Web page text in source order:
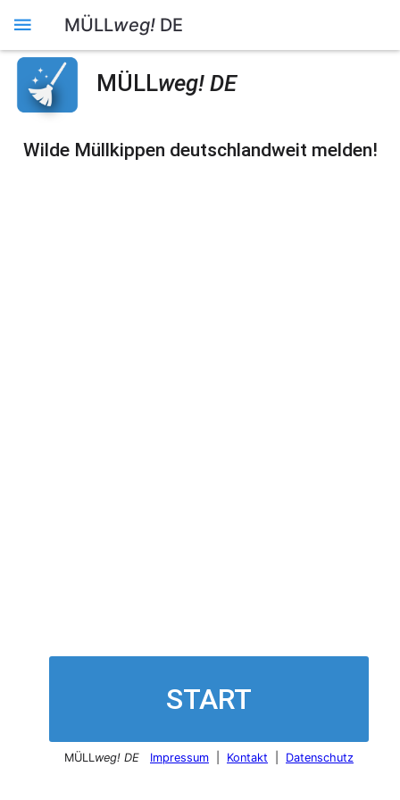
MÜLLweg! DE
Wilde Müllkippen deutschlandweit melden!
START
MÜLLweg! DE Impressum Kontakt Datenschutz
MÜLLweg! DE